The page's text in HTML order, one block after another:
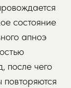
состояние
апноэ
после чего